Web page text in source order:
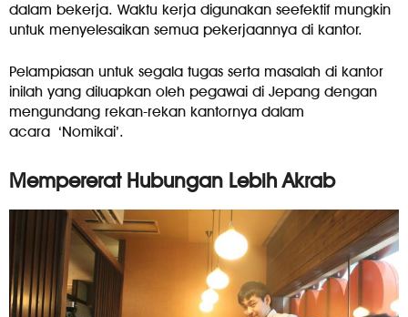
dalam bekerja. Waktu kerja digunakan seefektif mungkin
untuk menyelesaikan semua pekerjaannya di kantor.
Pelampiasan untuk segala tugas serta masalah di kantor
inilah yang diluapkan oleh pegawai di Jepang dengan
mengundang rekan-rekan kantornya dalam
acara ‘Nomikai’.
Mempererat Hubungan Lebih Akrab